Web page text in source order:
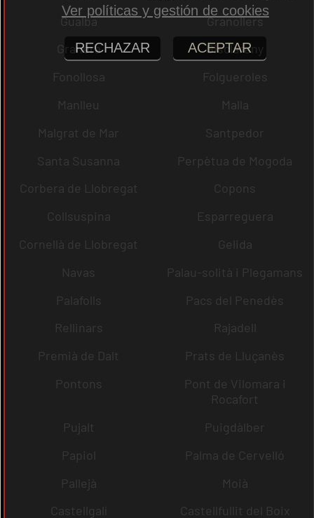
Gualba
Granollers
Granera
Gisclareny
Fonollosa
Folgueroles
Manlleu
Malla
Malgrat de Mar
Santpedor
Santa Susanna
Perpètua de Mogoda
Corbera de Llobregat
Copons
Collsuspina
Esparreguera
Cornellà de Llobregat
Gelida
Navas
Palau-solità i Plegamans
Palafolls
Pacs del Penedès
Rellinars
Rajadell
Premià de Dalt
Prats de Lluçanès
Pontons
Pont de Vilomara i
Rocafort
Pujalt
Puigdàlber
Papiol
Palma de Cervelló
Pallejà
Moià
Castellgalí
Castellfullit del Boix
Ver políticas y gestión de cookies
RECHAZAR ACEPTAR